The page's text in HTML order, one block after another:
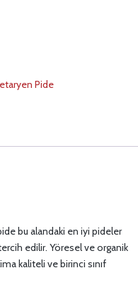
Pide
bu alandaki en iyi pideler
edilir. Yöresel ve organik
kaliteli ve birinci sınıf